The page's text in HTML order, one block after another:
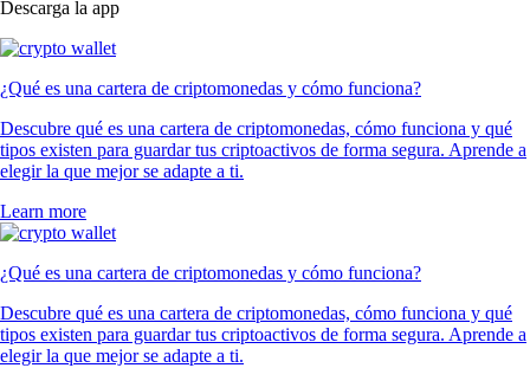
Descarga la app
¿Qué es una cartera de criptomonedas y cómo funciona?
Descubre qué es una cartera de criptomonedas, cómo funciona y qué
tipos existen para guardar tus criptoactivos de forma segura. Aprende a
elegir la que mejor se adapte a ti.
Learn more
¿Qué es una cartera de criptomonedas y cómo funciona?
Descubre qué es una cartera de criptomonedas, cómo funciona y qué
tipos existen para guardar tus criptoactivos de forma segura. Aprende a
elegir la que mejor se adapte a ti.